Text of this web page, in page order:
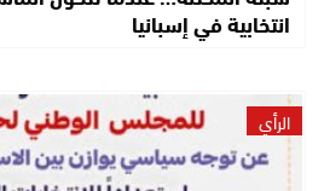
انتخابية في إسبانيا
الرأي